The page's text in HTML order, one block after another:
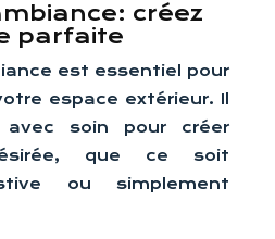
créez
parfaite
est essentiel pour
espace extérieur. Il
soin pour créer
que ce soit
ou simplement